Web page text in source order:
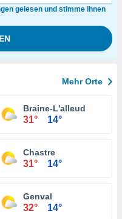
gelesen und stimme ihnen
Mehr Orte
Braine-L'alleud
31° 14°
Chastre
31° 14°
Genval
32° 14°